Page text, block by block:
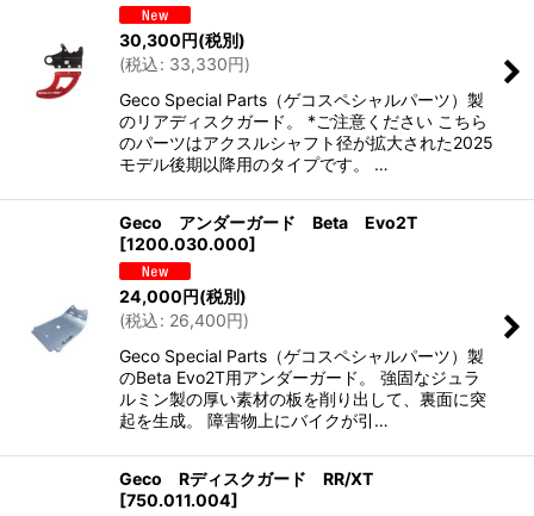
30,300円(税別)
(税込: 33,330円)
Geco Special Parts（ゲコスペシャルパーツ）製
のリアディスクガード。 *ご注意ください こちら
のパーツはアクスルシャフト径が拡大された2025
モデル後期以降用のタイプです。 …
Geco アンダーガード Beta Evo2T
[1200.030.000]
24,000円(税別)
(税込: 26,400円)
Geco Special Parts（ゲコスペシャルパーツ）製
のBeta Evo2T用アンダーガード。 強固なジュラ
ルミン製の厚い素材の板を削り出して、裏面に突
起を生成。 障害物上にバイクが引…
Geco Rディスクガード RR/XT
[750.011.004]